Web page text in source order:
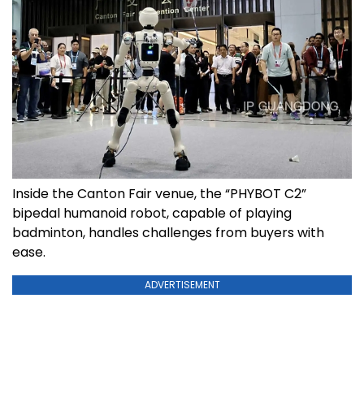
Inside the Canton Fair venue, the “PHYBOT C2”
bipedal humanoid robot, capable of playing
badminton, handles challenges from buyers with
ease.
ADVERTISEMENT